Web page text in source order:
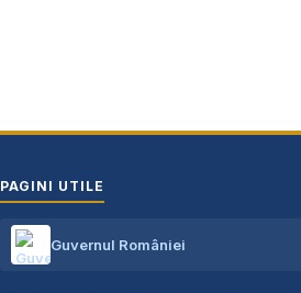
PAGINI UTILE
Guvernul României